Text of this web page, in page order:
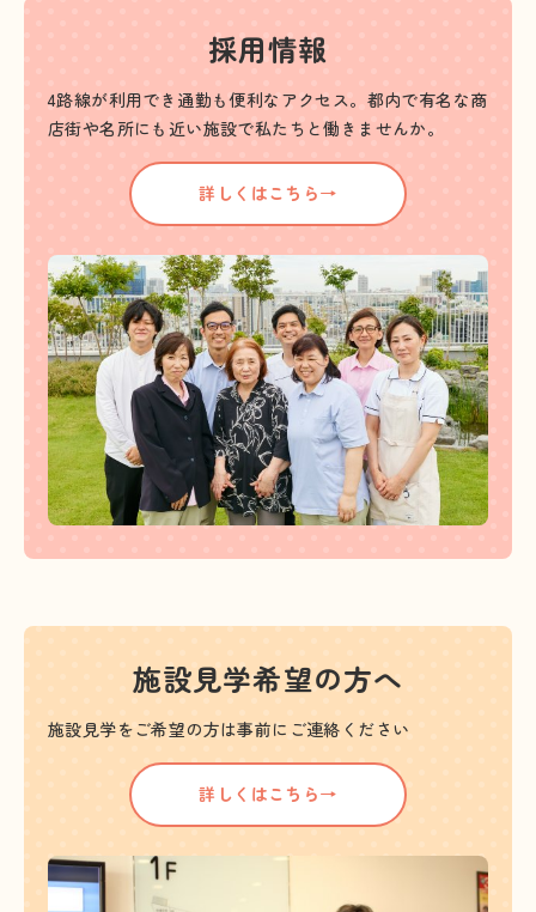
採用情報
4路線が利用でき通勤も便利なアクセス。都内で有名な商
店街や名所にも近い施設で私たちと働きませんか。
詳しくはこちら→
施設見学希望の方へ
施設見学をご希望の方は事前にご連絡ください
詳しくはこちら→